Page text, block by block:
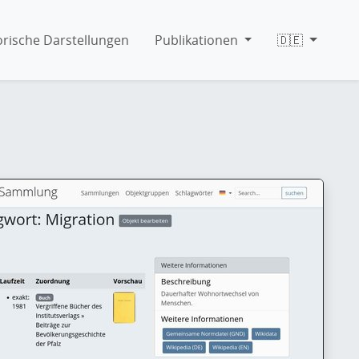
Darstellungen Publikationen 🇩🇪